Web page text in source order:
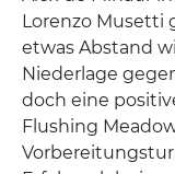
Lorenzo Musetti
etwas Abstand
Niederlage
doch eine
Flushing